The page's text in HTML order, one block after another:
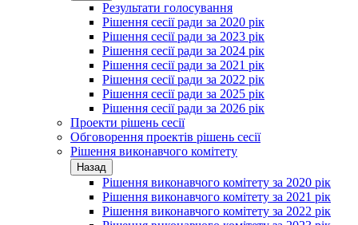
Результати голосування
Рішення сесії ради за 2020 рік
Рішення сесії ради за 2023 рік
Рішення сесії ради за 2024 рік
Рішення сесії ради за 2021 рік
Рішення сесії ради за 2022 рік
Рішення сесії ради за 2025 рік
Рішення сесії ради за 2026 рік
Проекти рішень сесії
Обговорення проектів рішень сесії
Рішення виконавчого комітету
Назад
Рішення виконавчого комітету за 2020 рік
Рішення виконавчого комітету за 2021 рік
Рішення виконавчого комітету за 2022 рік